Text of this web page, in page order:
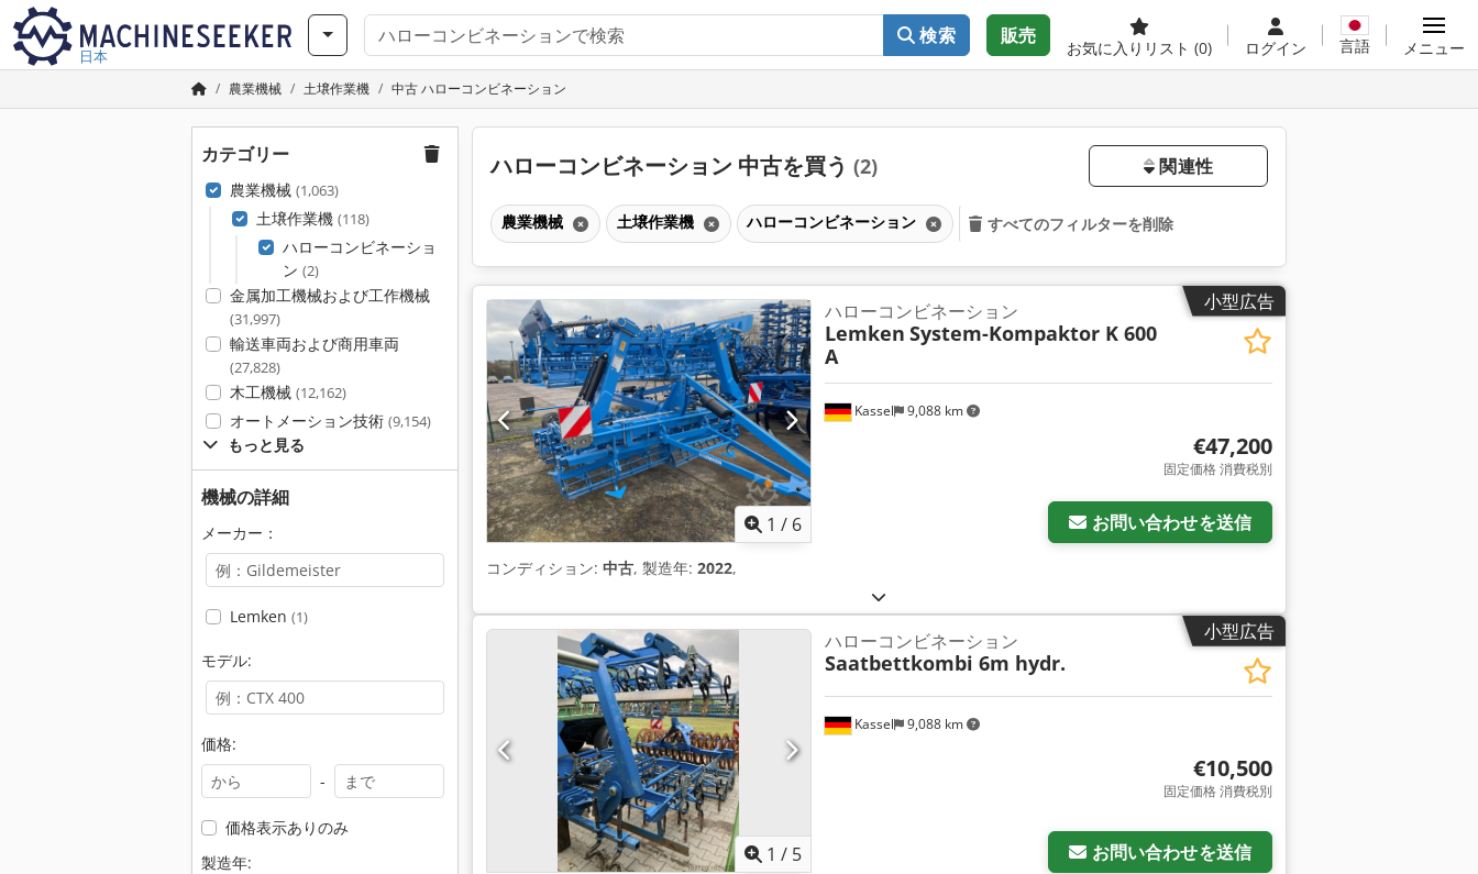
日本
検索 販売
お気に入りリスト (0) ログイン 言語 メニュー
農業機械 土壌作業機 中古 ハローコンビネーション
カテゴリー
農業機械 (1,063)
土壌作業機 (118)
ハローコンビネーショ
ン (2)
金属加工機械および工作機械
(31,997)
輸送車両および商用車両
(27,828)
木工機械 (12,162)
オートメーション技術 (9,154)
もっと見る
機械の詳細
メーカー：
Lemken (1)
モデル:
価格:
-
価格表示ありのみ
製造年:
ハローコンビネーション 中古を買う (2) 関連性
農業機械 土壌作業機 ハローコンビネーション すべてのフィルターを削除
小型広告
1 / 6
Kassel 9,088 km
ハローコンビネーション
Lemken System-Kompaktor K 600
A
€47,200
固定価格 消費税別
お問い合わせを送信
コンディション: 中古, 製造年: 2022,
小型広告
1 / 5
Kassel 9,088 km
ハローコンビネーション
Saatbettkombi 6m hydr.
€10,500
固定価格 消費税別
お問い合わせを送信